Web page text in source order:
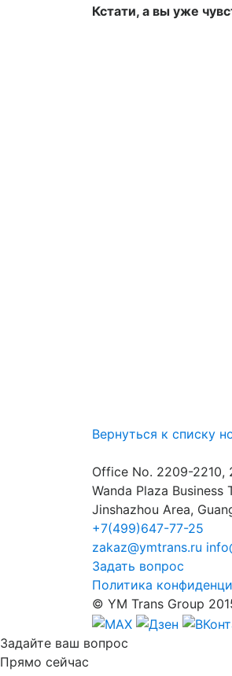
Кстати, а вы уже
Вернуться к списку
Office No. 2209-2210,
Wanda Plaza Business
Jinshazhou Area,
+7(499)647-77-25
zakaz@ymtrans.ru
Задать вопрос
Политика
© YM Trans Group
Задайте ваш вопрос
Прямо сейчас